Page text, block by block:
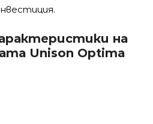
на
Unison Optima